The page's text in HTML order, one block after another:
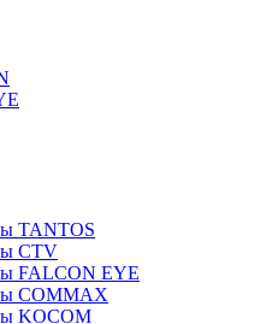
TANTOS
CTV
FALCON EYE
COMMAX
KOCOM